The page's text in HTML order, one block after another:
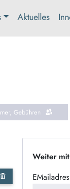
Aktuelles
Gebühren
Weiter